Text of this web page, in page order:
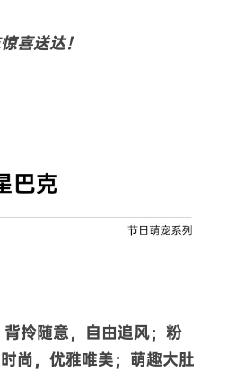
喜送达！
拎随意，自由追风；粉
尚，优雅唯美；萌趣大肚